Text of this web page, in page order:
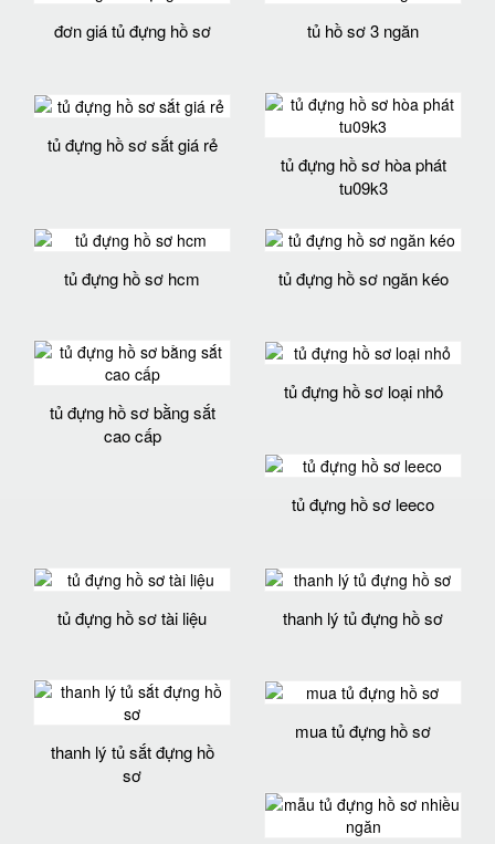
đơn giá tủ đựng hồ sơ tủ hồ sơ 3 ngăn
tủ đựng hồ sơ sắt giá rẻ
tủ đựng hồ sơ hòa phát
tu09k3
tủ đựng hồ sơ hcm tủ đựng hồ sơ ngăn kéo
tủ đựng hồ sơ bằng sắt
cao cấp
tủ đựng hồ sơ loại nhỏ
tủ đựng hồ sơ leeco
tủ đựng hồ sơ tài liệu thanh lý tủ đựng hồ sơ
thanh lý tủ sắt đựng hồ
sơ
mua tủ đựng hồ sơ